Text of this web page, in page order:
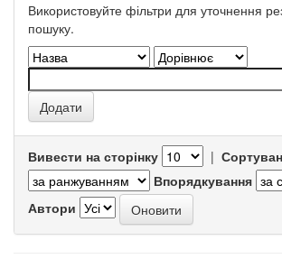
Використовуйте фільтри для уточнення
пошуку.
Вивести на сторінку |
Впорядкування
Автори